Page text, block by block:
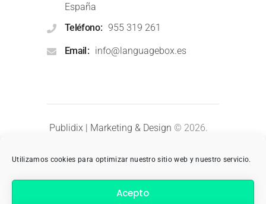
Utilizamos cookies para optimizar nuestro sitio web y nuestro servicio.
Acepto
España
Teléfono
955 319 261
Email info@languagebox.es
Publidix | Marketing & Design © 2026.
Aviso Legal